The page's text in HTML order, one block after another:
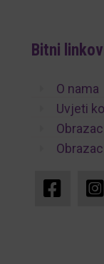
Bitni
O nama
Uvjeti